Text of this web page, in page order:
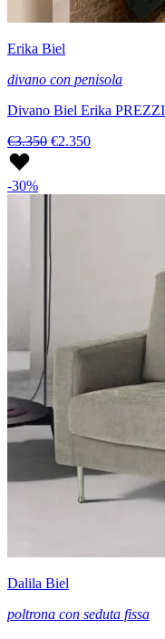
Erika Biel
divano con penisola
Divano Biel Erika
€3.350 €2.350
-30%
Dalila Biel
poltrona con seduta fissa